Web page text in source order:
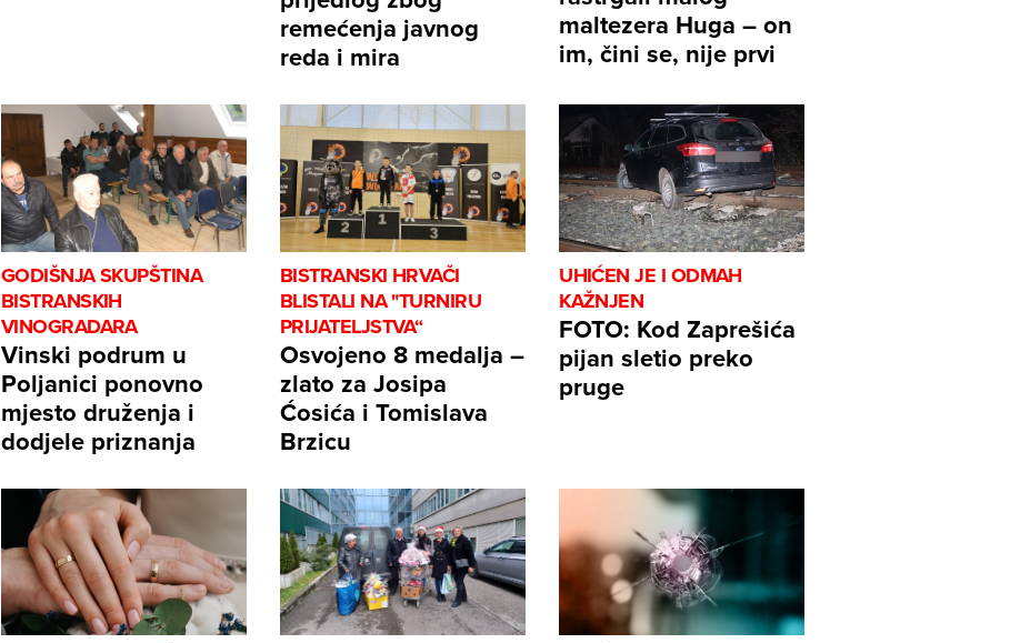
remećenja javnog
reda i mira
maltezera Huga – on
im, čini se, nije prvi
GODIŠNJA SKUPŠTINA
BISTRANSKIH
VINOGRADARA
Vinski podrum u
Poljanici ponovno
mjesto druženja i
dodjele priznanja
BISTRANSKI HRVAČI
BLISTALI NA "TURNIRU
PRIJATELJSTVA“
Osvojeno 8 medalja –
zlato za Josipa
Ćosića i Tomislava
Brzicu
UHIĆEN JE I ODMAH
KAŽNJEN
FOTO: Kod Zaprešića
pijan sletio preko
pruge